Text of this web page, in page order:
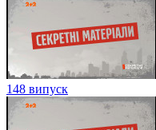
148 випуск